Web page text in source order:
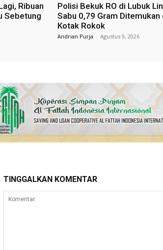
Ribuan
Sebetung
Polisi Bekuk RO di Lubuk
Sabu 0,79 Gram Ditemukan
Kotak Rokok
Andrian Purja - Agustus 9, 2026
TINGGALKAN KOMENTAR